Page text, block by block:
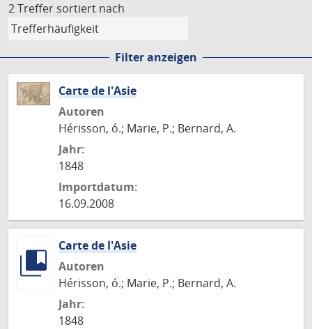
2 Treffer sortiert nach
Filter anzeigen
Carte de l'Asie
Autoren
Hérisson, ó.; Marie, P.; Bernard, A.
Jahr:
1848
Importdatum:
16.09.2008
Carte de l'Asie
Autoren
Hérisson, ó.; Marie, P.; Bernard, A.
Jahr:
1848